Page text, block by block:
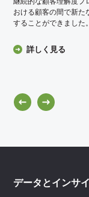
おける顧客の間で新た
することができました。
詳しく見る
データとインサ